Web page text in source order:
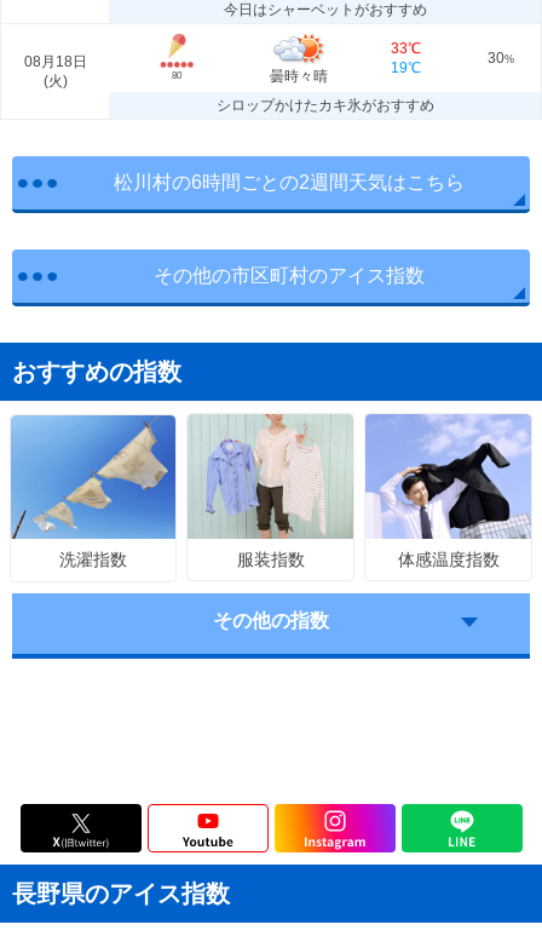
今日はシャーベットがおすすめ
08月18日
(火) 80 曇時々晴
33℃
19℃
30%
シロップかけたカキ氷がおすすめ
松川村の6時間ごとの2週間天気はこちら
その他の市区町村のアイス指数
おすすめの指数
洗濯指数 服装指数 体感温度指数
その他の指数
長野県のアイス指数